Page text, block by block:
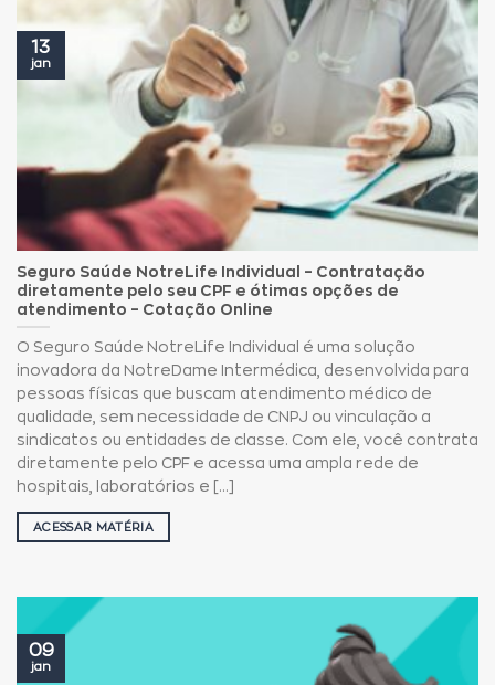
Seguro Saúde NotreLife Individual – Contratação
diretamente pelo seu CPF e ótimas opções de
atendimento – Cotação Online
O Seguro Saúde NotreLife Individual é uma solução
inovadora da NotreDame Intermédica, desenvolvida para
pessoas físicas que buscam atendimento médico de
qualidade, sem necessidade de CNPJ ou vinculação a
sindicatos ou entidades de classe. Com ele, você contrata
diretamente pelo CPF e acessa uma ampla rede de
hospitais, laboratórios e [...]
ACESSAR MATÉRIA
13
jan
09
jan